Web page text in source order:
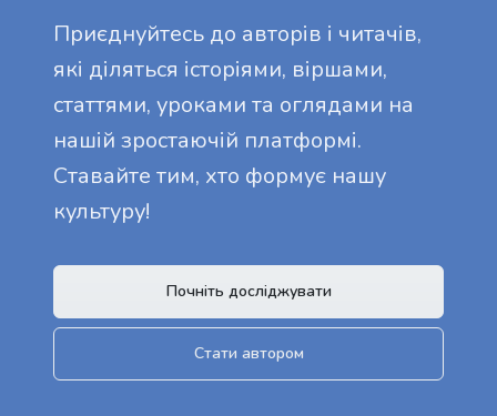
Приєднуйтесь до авторів і читачів,
які діляться історіями, віршами,
статтями, уроками та оглядами на
нашій зростаючій платформі.
Ставайте тим, хто формує нашу
культуру!
Почніть досліджувати
Стати автором